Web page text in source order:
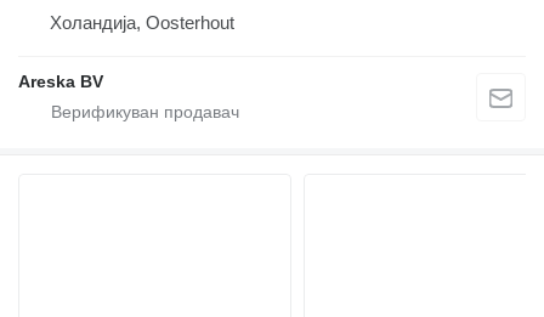
Холандија, Oosterhout
Areska BV